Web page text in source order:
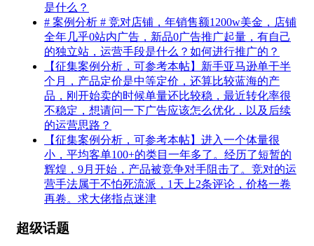
是什么？
# 案例分析 # 竞对店铺，年销售额1200w美金，店铺
全年几乎0站内广告，新品0广告推广起量，有自己
的独立站，运营手段是什么？如何进行推广的？
【征集案例分析，可参考本帖】新手亚马逊单干半
个月，产品定价是中等定价，还算比较蓝海的产
品，刚开始卖的时候单量还比较稳，最近转化率很
不稳定，想请问一下广告应该怎么优化，以及后续
的运营思路？
【征集案例分析，可参考本帖】进入一个体量很
小，平均客单100+的类目一年多了。经历了短暂的
辉煌，9月开始，产品被竞争对手阻击了。竞对的运
营手法属于不怕死流派，1天上2条评论，价格一卷
再卷。求大佬指点迷津
超级话题